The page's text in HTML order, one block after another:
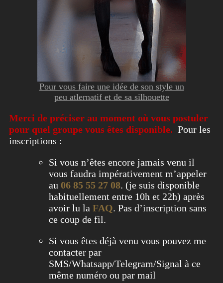
Pour vous faire une idée de son style un
peu atlernatif et de sa silhouette
Merci de préciser au moment où vous postuler
pour quel groupe vous êtes disponible. Pour les
inscriptions :
Si vous n’êtes encore jamais venu il
vous faudra impérativement m’appeler
au 06 85 55 27 08. (je suis disponible
habituellement entre 10h et 22h) après
avoir lu la FAQ. Pas d’inscription sans
ce coup de fil.
Si vous êtes déjà venu vous pouvez me
contacter par
SMS/Whatsapp/Telegram/Signal à ce
même numéro ou par mail